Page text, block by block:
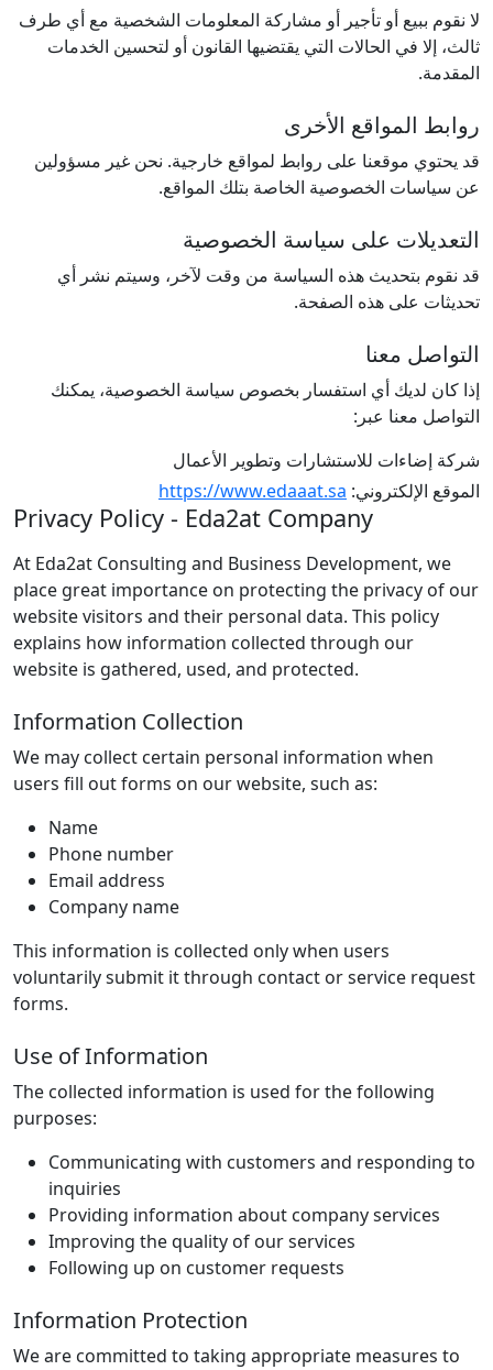
لا نقوم ببيع أو تأجير أو مشاركة المعلومات الشخصية مع أي طرف
ثالث، إلا في الحالات التي يقتضيها القانون أو لتحسين الخدمات
المقدمة.
روابط المواقع الأخرى
قد يحتوي موقعنا على روابط لمواقع خارجية. نحن غير مسؤولين
عن سياسات الخصوصية الخاصة بتلك المواقع.
التعديلات على سياسة الخصوصية
قد نقوم بتحديث هذه السياسة من وقت لآخر، وسيتم نشر أي
تحديثات على هذه الصفحة.
التواصل معنا
إذا كان لديك أي استفسار بخصوص سياسة الخصوصية، يمكنك
التواصل معنا عبر:
شركة إضاءات للاستشارات وتطوير الأعمال
الموقع الإلكتروني: https://www.edaaat.sa
Privacy Policy - Eda2at Company
At Eda2at Consulting and Business Development, we
place great importance on protecting the privacy of our
website visitors and their personal data. This policy
explains how information collected through our
website is gathered, used, and protected.
Information Collection
We may collect certain personal information when
users fill out forms on our website, such as:
Name
Phone number
Email address
Company name
This information is collected only when users
voluntarily submit it through contact or service request
forms.
Use of Information
The collected information is used for the following
purposes:
Communicating with customers and responding to
inquiries
Providing information about company services
Improving the quality of our services
Following up on customer requests
Information Protection
We are committed to taking appropriate measures to